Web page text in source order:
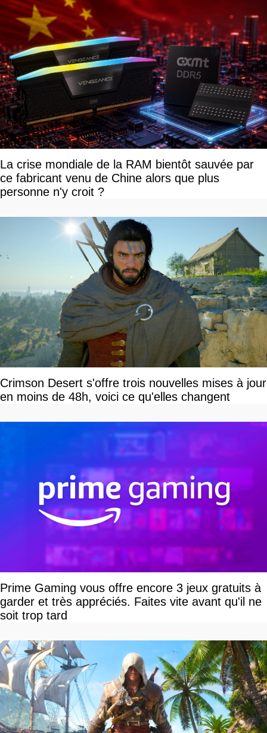
La crise mondiale de la RAM bientôt sauvée par
ce fabricant venu de Chine alors que plus
personne n'y croit ?
Crimson Desert s'offre trois nouvelles mises à jour
en moins de 48h, voici ce qu'elles changent
Prime Gaming vous offre encore 3 jeux gratuits à
garder et très appréciés. Faites vite avant qu'il ne
soit trop tard